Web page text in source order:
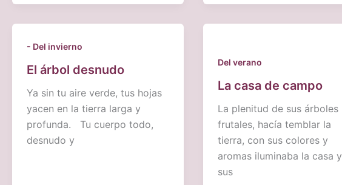
- Del invierno
El árbol desnudo
Ya sin tu aire verde, tus hojas
yacen en la tierra larga y
profunda. Tu cuerpo todo,
desnudo y
Del verano
La casa de campo
La plenitud de sus árboles
frutales, hacía temblar la
tierra, con sus colores y
aromas iluminaba la casa y
sus